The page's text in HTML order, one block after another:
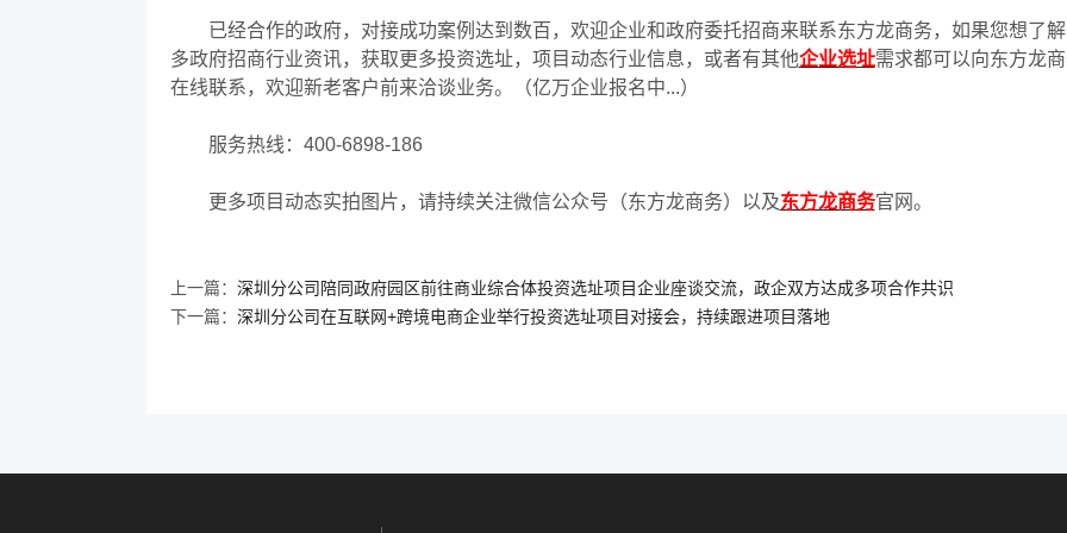
已经合作的政府，对接成功案例达到数百，欢迎企业和政府委托招商来联系东方龙商务，如果您想了
多政府招商行业资讯，获取更多投资选址，项目动态行业信息，或者有其他企业选址需求都可以向东方龙
在线联系，欢迎新老客户前来洽谈业务。（亿万企业报名中...）
服务热线： 400-6898-186
更多项目动态实拍图片，请持续关注微信公众号（东方龙商务）以及东方龙商务官网。
上一篇： 深圳分公司陪同政府园区前往商业综合体投资选址项目企业座谈交流，政企双方达成多项合作共识
下一篇： 深圳分公司在互联网+跨境电商企业举行投资选址项目对接会，持续跟进项目落地